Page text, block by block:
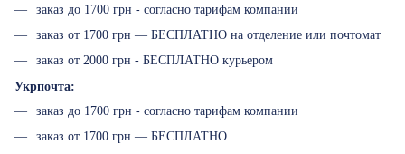
заказ до 1700 грн - согласно тарифам компании
заказ от 1700 грн — БЕСПЛАТНО на отделение или почтомат
заказ от 2000 грн - БЕСПЛАТНО курьером
Укрпочта:
заказ до 1700 грн - согласно тарифам компании
заказ от 1700 грн — БЕСПЛАТНО